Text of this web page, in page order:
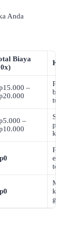
Anda
Biaya
–
–